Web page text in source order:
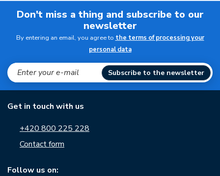
Don't miss a thing and subscribe to our
newsletter
By entering an email, you agree to the terms of processing your
personal data
Subscribe to the newsletter
Get in touch with us
+420 800 225 228
Contact form
Follow us on: